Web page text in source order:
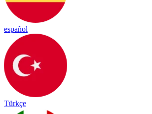
español
Türkçe